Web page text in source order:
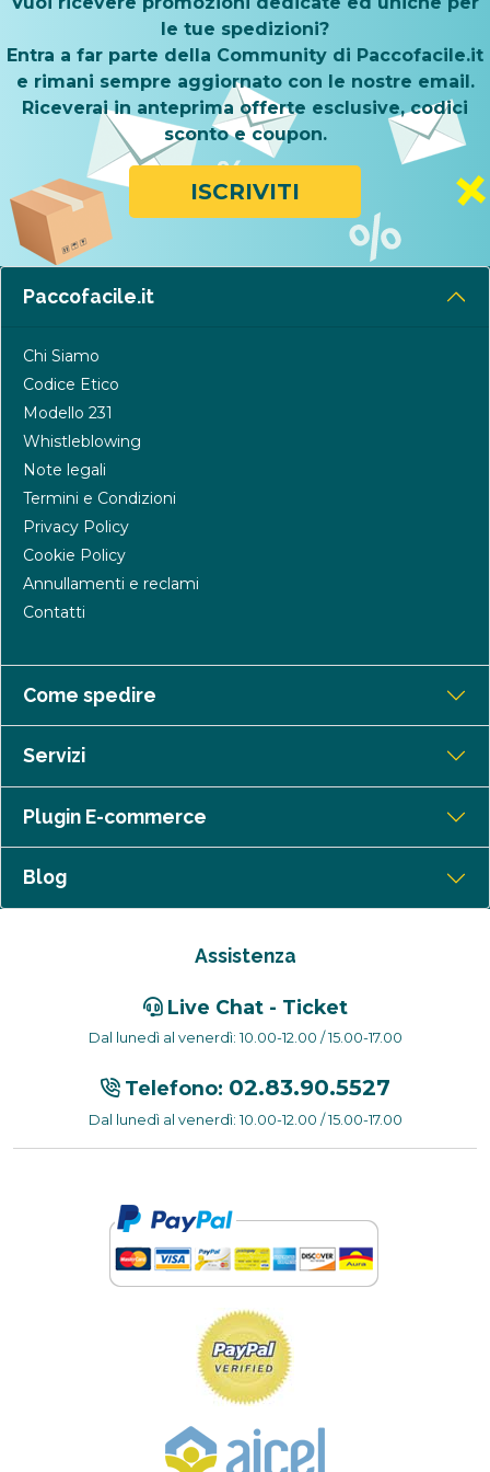
le tue spedizioni?
Entra a far parte della Community di Paccofacile.it
e rimani sempre aggiornato con le nostre email.
Riceverai in anteprima offerte esclusive, codici
sconto e coupon.
ISCRIVITI
Paccofacile.it
Chi Siamo
Codice Etico
Modello 231
Whistleblowing
Note legali
Termini e Condizioni
Privacy Policy
Cookie Policy
Annullamenti e reclami
Contatti
Come spedire
Servizi
Plugin E-commerce
Blog
Assistenza
Live Chat - Ticket
Dal lunedì al venerdì: 10.00-12.00 / 15.00-17.00
Telefono: 02.83.90.5527
Dal lunedì al venerdì: 10.00-12.00 / 15.00-17.00